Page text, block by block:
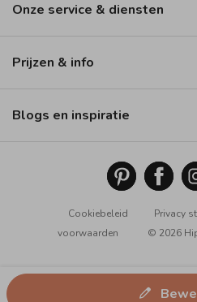
Onze service & diensten
Prijzen & info
Blogs en inspiratie
Cookiebeleid Privacy
voorwaarden
© 2026